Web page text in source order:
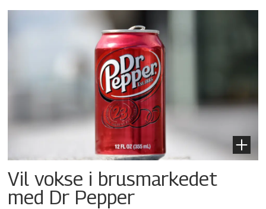
Vil vokse i brusmarkedet
med Dr Pepper